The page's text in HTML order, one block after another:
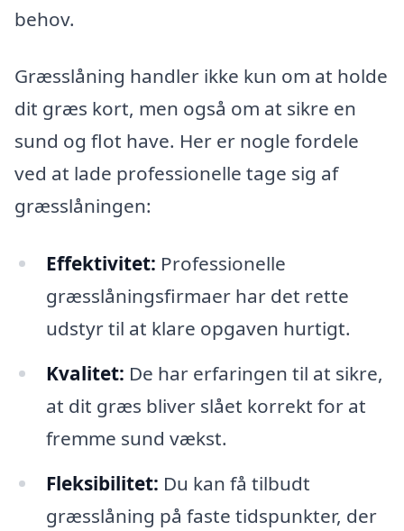
behov.
Græsslåning handler ikke kun om at holde
dit græs kort, men også om at sikre en
sund og flot have. Her er nogle fordele
ved at lade professionelle tage sig af
græsslåningen:
Effektivitet: Professionelle
græsslåningsfirmaer har det rette
udstyr til at klare opgaven hurtigt.
Kvalitet: De har erfaringen til at sikre,
at dit græs bliver slået korrekt for at
fremme sund vækst.
Fleksibilitet: Du kan få tilbudt
græsslåning på faste tidspunkter, der